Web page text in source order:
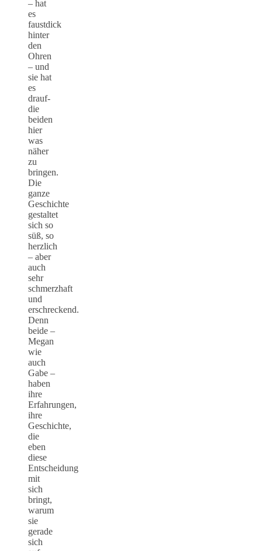
– hat
es
faustdick
hinter
den
Ohren
– und
sie hat
es
drauf-
die
beiden
hier
was
näher
zu
bringen.
Die
ganze
Geschichte
gestaltet
sich so
süß, so
herzlich
– aber
auch
sehr
schmerzhaft
und
erschreckend.
Denn
beide –
Megan
wie
auch
Gabe –
haben
ihre
Erfahrungen,
ihre
Geschichte,
die
eben
diese
Entscheidung
mit
sich
bringt,
warum
sie
gerade
sich